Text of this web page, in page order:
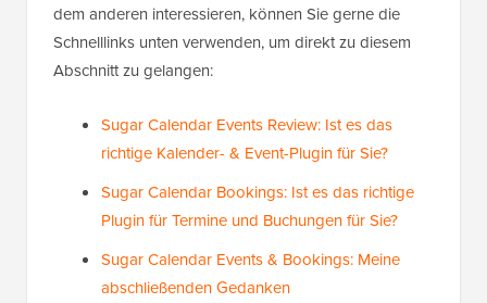
dem anderen interessieren, können Sie gerne die
Schnelllinks unten verwenden, um direkt zu diesem
Abschnitt zu gelangen:
Sugar Calendar Events Review: Ist es das
richtige Kalender- & Event-Plugin für Sie?
Sugar Calendar Bookings: Ist es das richtige
Plugin für Termine und Buchungen für Sie?
Sugar Calendar Events & Bookings: Meine
abschließenden Gedanken